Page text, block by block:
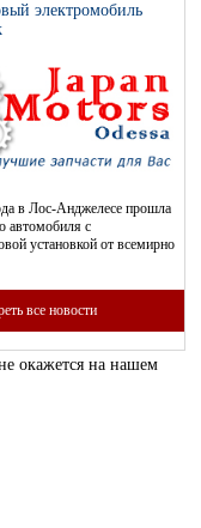
электромобиль
в Лос-Анджелесе прошла
автомобиля с
установкой от всемирно
все новости
окажется на нашем